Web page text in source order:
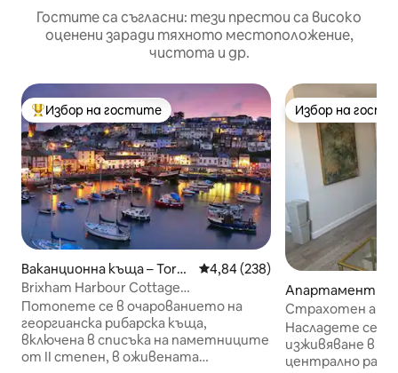
Гостите са съгласни: тези престои са високо
оценени заради тяхното местоположение,
чистота и др.
Най-популярен избор на гостите
Избор на гостите
Ваканционна къща – Torba
y
Средна оценка: 4,84 от 5,
4,84 (238)
Brixham Harbour Cottage
(съобщение 4, зимен наем, 2026 г.)
Потопете се в очарованието на
георгианска рибарска къща,
включена в списъка на паметниците
от II степен, в оживената
Избор на
Избор на
Апартамент –
Страхотен
към морето
Насладете се
изживяване в
централно